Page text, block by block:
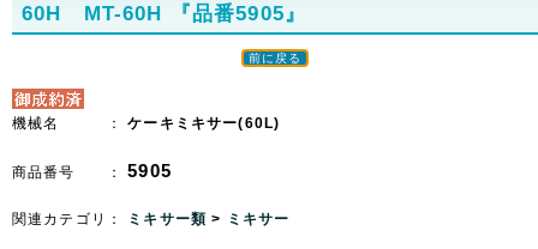
60H MT-60H
『品番5905』
前に戻る
機械名 ：ケーキミキサー(60L)
商品番号 ：5905
関連カテゴリ： ミキサー類> ミキサー